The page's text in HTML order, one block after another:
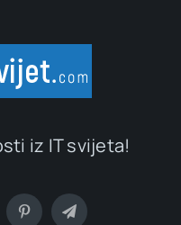
iz IT svijeta!